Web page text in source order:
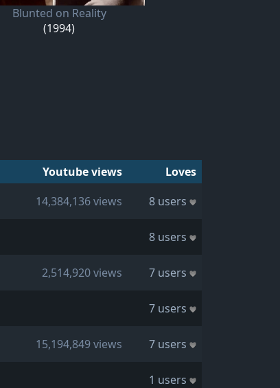
Blunted on Reality
(1994)
Youtube views
Loves
14,384,136 views 8 users
8 users
2,514,920 views 7 users
7 users
15,194,849 views 7 users
1 users